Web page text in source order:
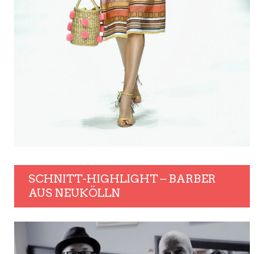
SCHNITT-HIGHLIGHT – BARBER
AUS NEUKÖLLN